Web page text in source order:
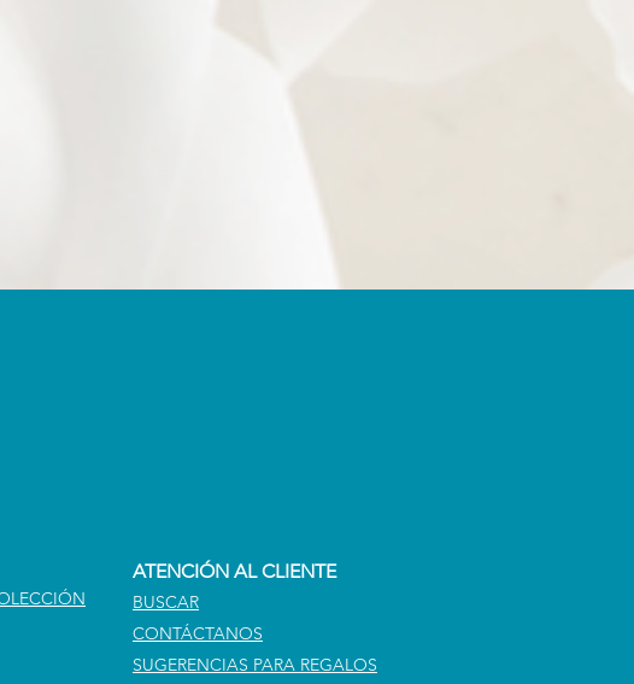
ATENCIÓN AL CLIENTE
BUSCAR
CONTÁCTANOS
SUGERENCIAS PARA REGALOS